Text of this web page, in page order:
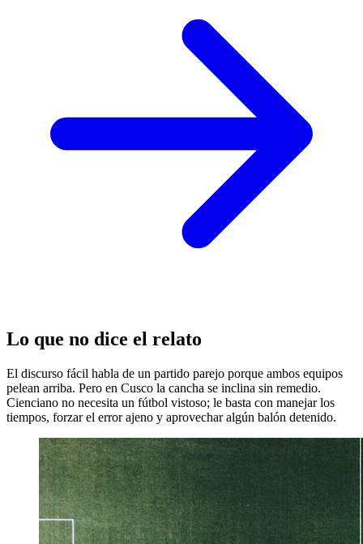
Lo que no dice el relato
El discurso fácil habla de un partido parejo porque ambos equipos
pelean arriba. Pero en Cusco la cancha se inclina sin remedio.
Cienciano no necesita un fútbol vistoso; le basta con manejar los
tiempos, forzar el error ajeno y aprovechar algún balón detenido.